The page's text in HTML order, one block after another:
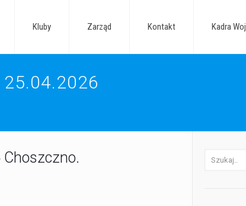
Kluby Zarząd Kontakt Kadra
25.04.2026